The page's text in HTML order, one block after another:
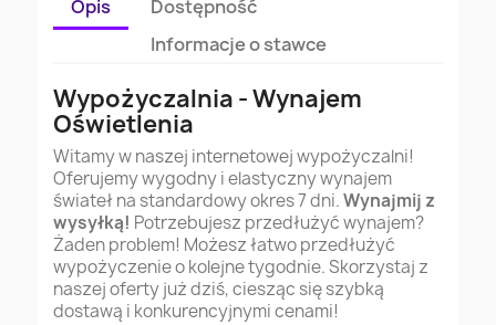
Opis
Dostępność
Informacje o stawce
Wypożyczalnia - Wynajem
Oświetlenia
Witamy w naszej internetowej wypożyczalni!
Oferujemy wygodny i elastyczny wynajem
świateł na standardowy okres 7 dni.Wynajmij z
wysyłką! Potrzebujesz przedłużyć wynajem?
Żaden problem! Możesz łatwo przedłużyć
wypożyczenie o kolejne tygodnie. Skorzystaj z
naszej oferty już dziś, ciesząc się szybką
dostawą i konkurencyjnymi cenami!